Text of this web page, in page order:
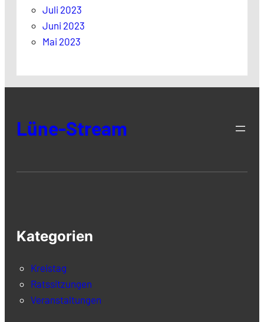
Juli 2023
Juni 2023
Mai 2023
Lüne-Stream
Kategorien
Kreistag
Ratssitzungen
Veranstaltungen